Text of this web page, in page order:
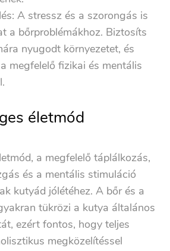
A stressz és a szorongás is
a bőrproblémákhoz. Biztosíts
nyugodt környezetet, és
megfelelő fizikai és mentális
életmód
a megfelelő táplálkozás,
és a mentális stimuláció
kutyád jólétéhez. A bőr és a
tükrözi a kutya általános
ezért fontos, hogy teljes
megközelítéssel